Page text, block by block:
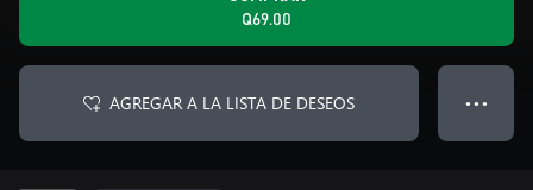
Q69.00
AGREGAR A LA LISTA DE DESEOS ● ● ●